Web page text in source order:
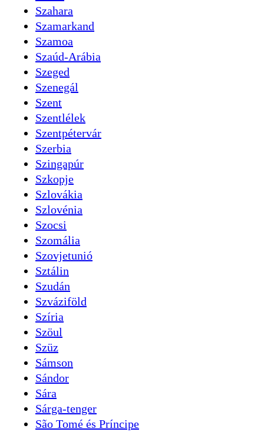
Szahara
Szamarkand
Szamoa
Szaúd-Arábia
Szeged
Szenegál
Szent
Szentlélek
Szentpétervár
Szerbia
Szingapúr
Szkopje
Szlovákia
Szlovénia
Szocsi
Szomália
Szovjetunió
Sztálin
Szudán
Szváziföld
Szíria
Szöul
Szüz
Sámson
Sándor
Sára
Sárga-tenger
São Tomé és Príncipe